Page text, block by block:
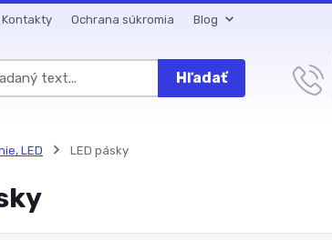
Kontakty Ochrana súkromia Blog
Hľadať
LED LED pásky